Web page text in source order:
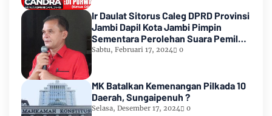
Ir Daulat Sitorus Caleg DPRD Provinsi
Jambi Dapil Kota Jambi Pimpin
Sementara Perolehan Suara Pemilu
2024
Sabtu, Februari 17, 2024 0
MK Batalkan Kemenangan Pilkada 10
Daerah, Sungaipenuh ?
Selasa, Desember 17, 2024 0